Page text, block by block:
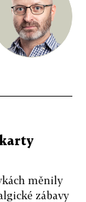
měnily
zábavy